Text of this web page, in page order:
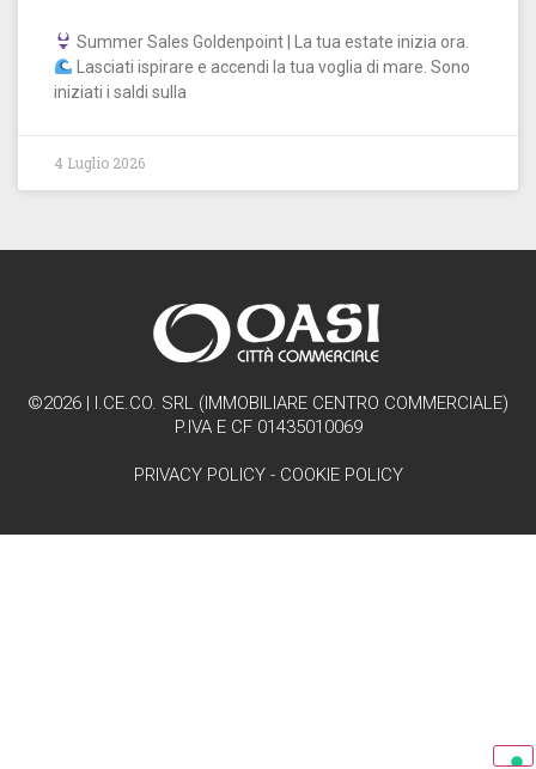
Summer Sales Goldenpoint | La tua estate inizia ora.
Lasciati ispirare e accendi la tua voglia di mare. Sono
iniziati i saldi sulla
4 Luglio 2026
©2026 | I.CE.CO. SRL (IMMOBILIARE CENTRO COMMERCIALE)
P.IVA E CF 01435010069
PRIVACY POLICY- COOKIE POLICY